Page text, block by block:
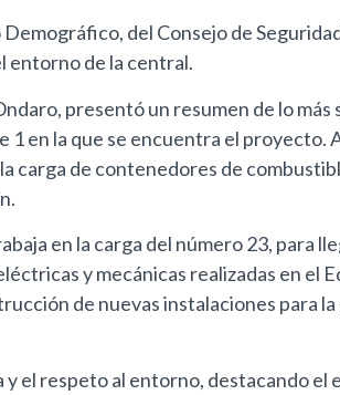
del Consejo de
entorno de la central.
presentó un resumen de lo
en la que se encuentra el proyecto.
carga de contenedores de
en la carga del número 23, para
y mecánicas realizadas en el
de nuevas instalaciones para
el respeto al entorno, destacando el